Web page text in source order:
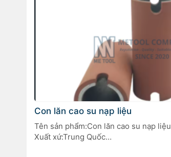
Con lăn cao su nạp liệu
Tên sản phẩm:Con lăn cao su nạp liệu
Xuất xứ:Trung Quốc